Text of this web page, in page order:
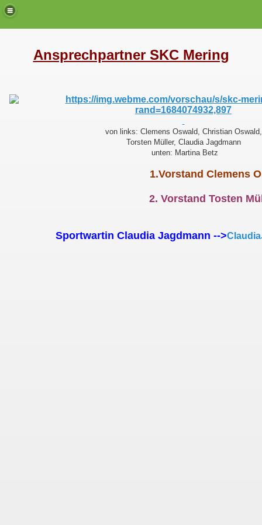
Ansprechpartner SKC Mering
von links: Clemens Oswald, Christian Oswald,
Torsten Müller, Claudia Jagdmann
unten: Martina Betz
1.Vorstand Clemens
2. Vorstand Tosten
Sportwartin Claudia Jagdmann -->